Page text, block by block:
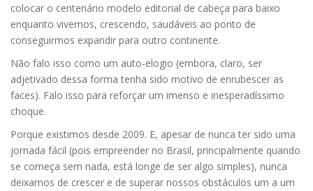
colocar o centenário modelo editorial de cabeça para baixo
enquanto vivemos, crescendo, saudáveis ao ponto de
conseguirmos expandir para outro continente.
Não falo isso como um auto-elogio (embora, claro, ser
adjetivado dessa forma tenha sido motivo de enrubescer as
faces). Falo isso para reforçar um imenso e inesperadíssimo
choque.
Porque existimos desde 2009. E, apesar de nunca ter sido uma
jornada fácil (pois empreender no Brasil, principalmente quando
se começa sem nada, está longe de ser algo simples), nunca
deixamos de crescer e de superar nossos obstáculos um a um